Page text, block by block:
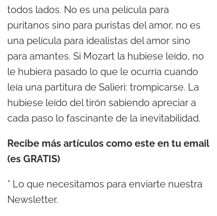
todos lados. No es una película para
puritanos sino para puristas del amor, no es
una película para idealistas del amor sino
para amantes. Si Mozart la hubiese leído, no
le hubiera pasado lo que le ocurría cuando
leía una partitura de Salieri: trompicarse. La
hubiese leído del tirón sabiendo apreciar a
cada paso lo fascinante de la inevitabilidad.
Recibe más artículos como este en tu email
(es GRATIS)
* Lo que necesitamos para enviarte nuestra
Newsletter.